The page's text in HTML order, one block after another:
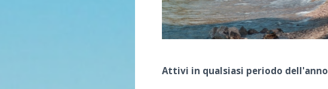
Attivi in qualsiasi periodo dell'anno